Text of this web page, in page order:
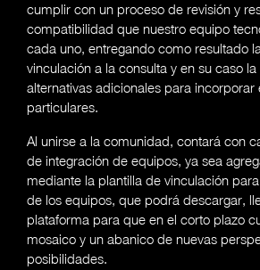
cumplir con un proceso de revisión y
compatibilidad que nuestro equipo
cada uno, entregando como resultado
vinculación a la consulta y en su caso
alternativas adicionales para
particulares.
Al unirse a la comunidad, contará con
de integración de equipos, ya sea
mediante la plantilla de vinculación
de los equipos, que podrá descargar,
plataforma para que en el corto plazo
mosaico y un abanico de nuevas
posibilidades.